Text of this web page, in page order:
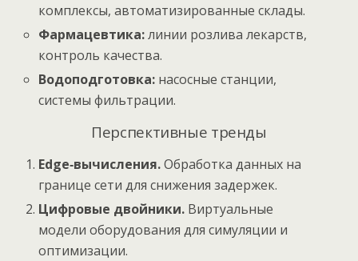
комплексы, автоматизированные склады.
Фармацевтика:линии розлива лекарств,
контроль качества.
Водоподготовка: насосные станции,
системы фильтрации.
Перспективные тренды
Edge‑вычисления.Обработка данных на
границе сети для снижения задержек.
Цифровые двойники. Виртуальные
модели оборудования для симуляции и
оптимизации.